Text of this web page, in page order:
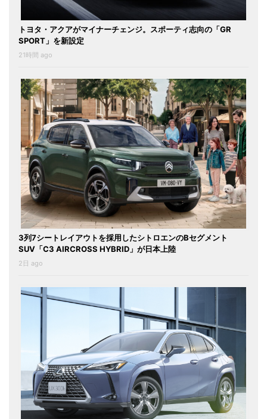
トヨタ・アクアがマイナーチェンジ。スポーティ志向の「GR
SPORT」を新設定
21時間 ago
3列7シートレイアウトを採用したシトロエンのBセグメント
SUV「C3 AIRCROSS HYBRID」が日本上陸
2日 ago